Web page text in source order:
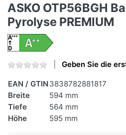
ASKO OTP56BGH
Pyrolyse PREMIUM
Geben Sie die
EAN / GTIN 3838782881817
Breite
594 mm
Tiefe
564 mm
Höhe
595 mm